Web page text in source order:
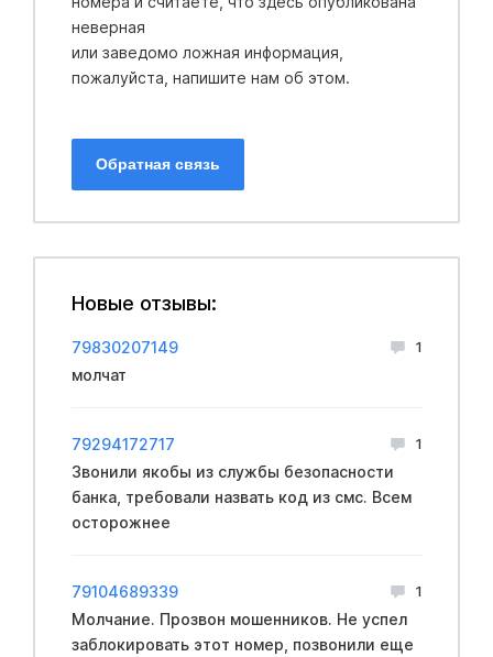
неверная
или заведомо ложная информация,
пожалуйста, напишите нам об этом.
Обратная связь
Новые отзывы:
79830207149 1
молчат
79294172717 1
Звонили якобы из службы безопасности
банка, требовали назвать код из смс. Всем
осторожнее
79104689339 1
Молчание. Прозвон мошенников. Не успел
заблокировать этот номер, позвонили еще